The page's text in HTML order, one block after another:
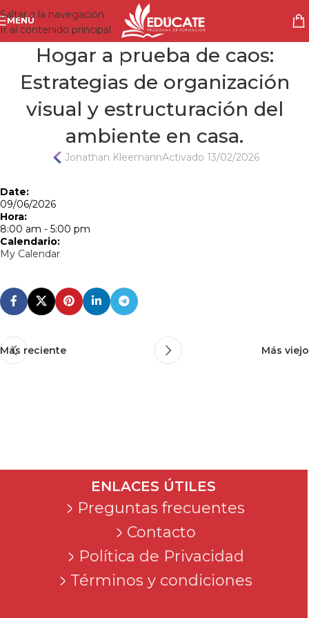
Saltar a la navegación
Ir al contenido principal
MENÚ
Hogar a prueba de caos:
Estrategias de organización
visual y estructuración del
ambiente en casa.
Jonathan KleemannActivado 13/02/2026
Date:
09/06/2026
Hora:
8:00 am - 5:00 pm
Calendario:
My Calendar
Más reciente Más viejo
ENLACES ÚTILES
Preguntas frecuentes
Contacto
Política de Privacidad
Términos y condiciones